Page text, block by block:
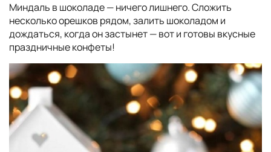
Миндаль в шоколаде — ничего лишнего. Сложить
несколько орешков рядом, залить шоколадом и
дождаться, когда он застынет — вот и готовы вкусные
праздничные конфеты!